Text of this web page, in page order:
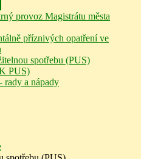
provoz Magistrátu města
příznivých opatření ve
spotřebu (PUS)
PUS)
rady a nápady